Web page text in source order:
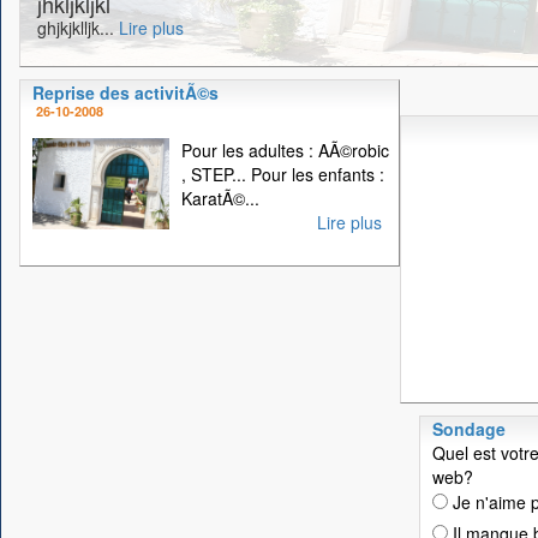
ghjkjklljk... Lire plus
Reprise des activitÃ©s
26-10-2008
Pour les adultes : AÃ©robic
, STEP... Pour les enfants :
KaratÃ©...
Lire plus
Sondage
Quel est
web?
Je n'aime